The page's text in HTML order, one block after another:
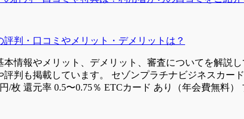
判・口コミやメリット・デメリットは？
情報やメリット、デメリット、審査についてを解説
判も掲載しています。 セゾンプラチナビジネスカ
/枚 還元率 0.5〜0.75％ ETCカード あり（年会費無料）